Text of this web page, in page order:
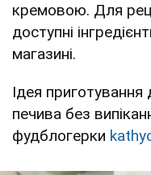
кремовою. Для
доступні
магазині.
Ідея
печива без
фудблогерки